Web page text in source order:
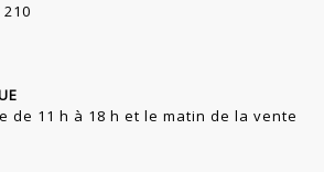
de 11 h à 18 h et le matin de la vente